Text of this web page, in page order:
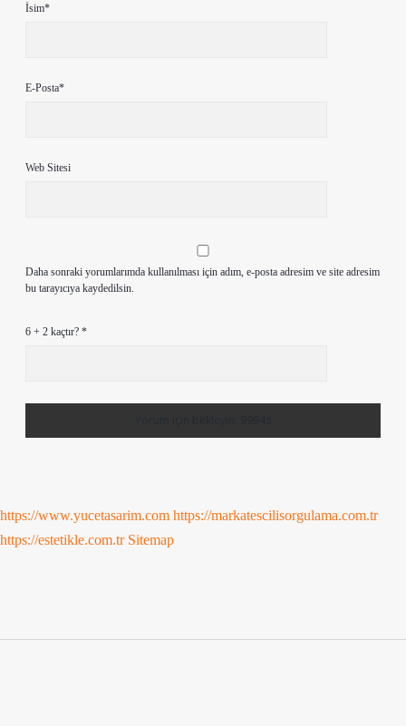
İsim*
E-Posta*
Web Sitesi
Daha sonraki yorumlarımda kullanılması için adım, e-posta adresim ve site adresim
bu tarayıcıya kaydedilsin.
6 + 2 kaçtır? *
https://www.yucetasarim.com https://markatescilisorgulama.com.tr
https://estetikle.com.tr Sitemap